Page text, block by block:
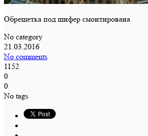
Обрешетка под шифер смонтирована
No category
21.03.2016
No comments
1152
0
0
No tags